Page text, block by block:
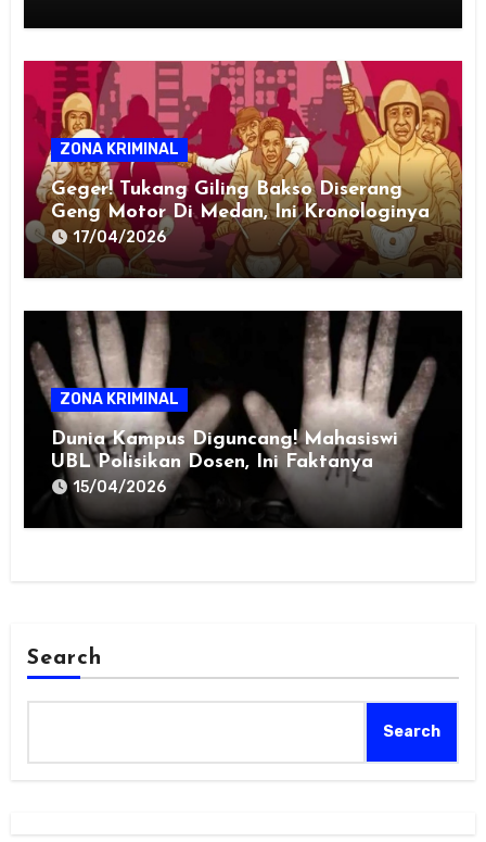
ZONA KRIMINAL
Geger! Tukang Giling Bakso Diserang
Geng Motor Di Medan, Ini Kronologinya
17/04/2026
ZONA KRIMINAL
Dunia Kampus Diguncang! Mahasiswi
UBL Polisikan Dosen, Ini Faktanya
15/04/2026
Search
Search